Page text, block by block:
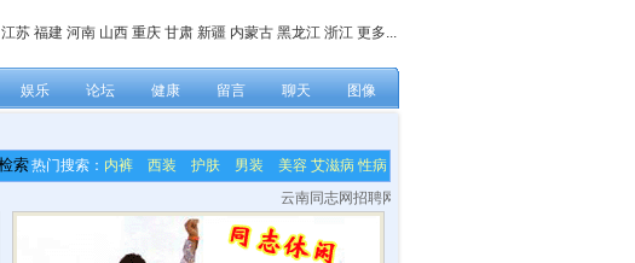
江苏 福建 河南 山西 重庆 甘肃 新疆 内蒙古 黑龙江 浙江 更多...
娱乐 论坛 健康 留言 聊天 图像
热门搜索： 内裤 西装 护肤 男装 美容 艾滋病 性病
云南同志网招聘网站各栏目内容编辑，网站技术及美工